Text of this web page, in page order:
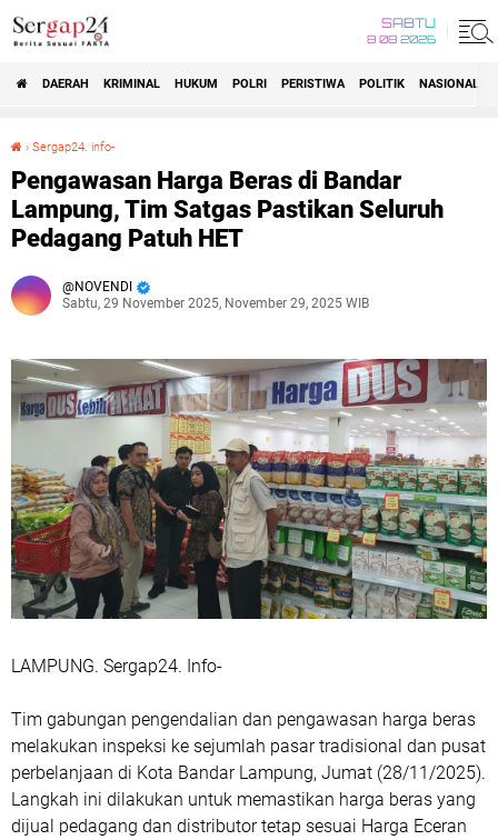
SABTU
8 08 2026
DAERAH KRIMINAL HUKUM POLRI PERISTIWA POLITIK NASIONAL
› Sergap24. info-
Pengawasan Harga Beras di Bandar
Lampung, Tim Satgas Pastikan Seluruh
Pedagang Patuh HET
NOVENDI
Sabtu, 29 November 2025, November 29, 2025 WIB
LAMPUNG. Sergap24. Info-
Tim gabungan pengendalian dan pengawasan harga beras
melakukan inspeksi ke sejumlah pasar tradisional dan pusat
perbelanjaan di Kota Bandar Lampung, Jumat (28/11/2025).
Langkah ini dilakukan untuk memastikan harga beras yang
dijual pedagang dan distributor tetap sesuai Harga Eceran